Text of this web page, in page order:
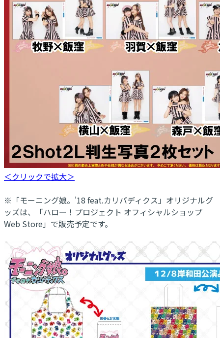
＜クリックで拡大＞
※「モーニング娘。'18 feat.カリバディクス」オリジナルグ
ッズは、「ハロー！プロジェクト オフィシャルショップ
Web Store」で販売予定です。